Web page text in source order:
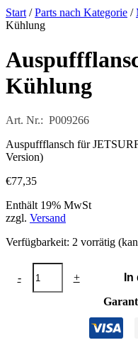
Start /Parts nach Kategorie /
Kühlung
Kühlung
Art. Nr.: P009266
Auspuffflansch für
Version)
€77,35
Enthält 19% MwSt
zzgl. Versand
Verfügbarkeit: 2 vorrätig
-
Auspuffflansch
DFI
+